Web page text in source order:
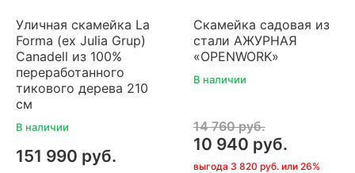
Уличная скамейка La
Forma (ex Julia Grup)
Canadell из 100%
переработанного
тикового дерева 210
см
В наличии
151 990 руб.
Скамейка садовая из
стали АЖУРНАЯ
«OPENWORK»
В наличии
14 760 руб.
10 940 руб.
выгода 3 820 руб. или 26%